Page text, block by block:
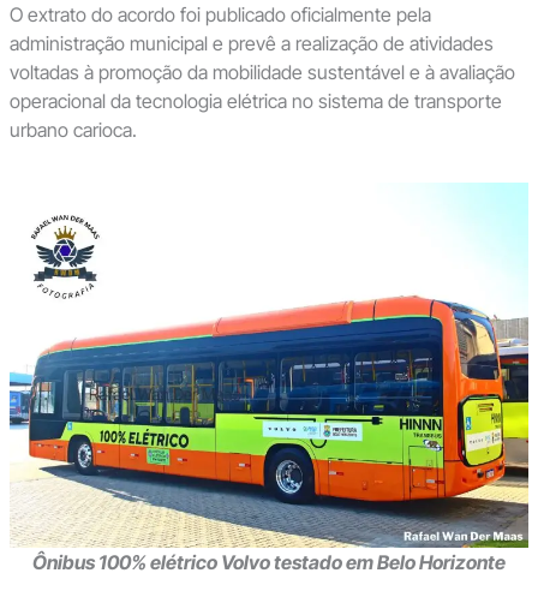
O extrato do acordo foi publicado oficialmente pela
administração municipal e prevê a realização de atividades
voltadas à promoção da mobilidade sustentável e à avaliação
operacional da tecnologia elétrica no sistema de transporte
urbano carioca.
Ônibus 100% elétrico Volvo testado em Belo Horizonte